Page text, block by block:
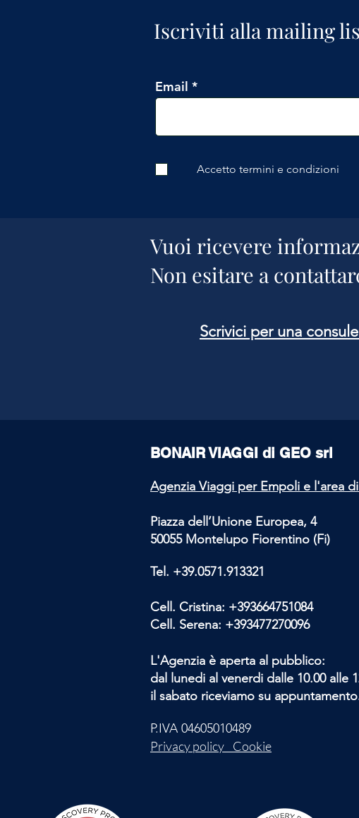
Vuoi ricevere
Non esitare a
Scrivici per una
Iscriviti alla mailing
Email
Accetto termini e condizioni
BONAIR VIAGGI di GEO srl
Agenzia Viaggi per Empoli e l'area
Piazza dell’Unione Europea, 4
50055 Montelupo Fiorentino (Fi)
Tel. +39.0571.913321
Cell. Cristina: +393664751084
Cell. Serena: +393477270096
L'Agenzia è aperta al pubblico:
dal lunedi al venerdi dalle 10.00 alle
il sabato riceviamo su
P.IVA 04605010489
Privacy policy Cookie